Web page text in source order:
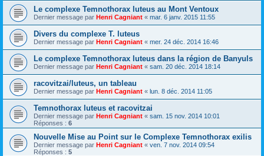
Le complexe Temnothorax luteus au Mont Ventoux
Dernier message par Henri Cagniant « mar. 6 janv. 2015 11:55
Divers du complexe T. luteus
Dernier message par Henri Cagniant « mer. 24 déc. 2014 16:46
Le complexe Temnothorax luteus dans la région de Banyuls
Dernier message par Henri Cagniant « sam. 20 déc. 2014 18:14
racovitzai/luteus, un tableau
Dernier message par Henri Cagniant « lun. 8 déc. 2014 11:05
Temnothorax luteus et racovitzai
Dernier message par Henri Cagniant « sam. 15 nov. 2014 10:01
Réponses : 6
Nouvelle Mise au Point sur le Complexe Temnothorax exilis
Dernier message par Henri Cagniant « ven. 7 nov. 2014 09:54
Réponses : 5